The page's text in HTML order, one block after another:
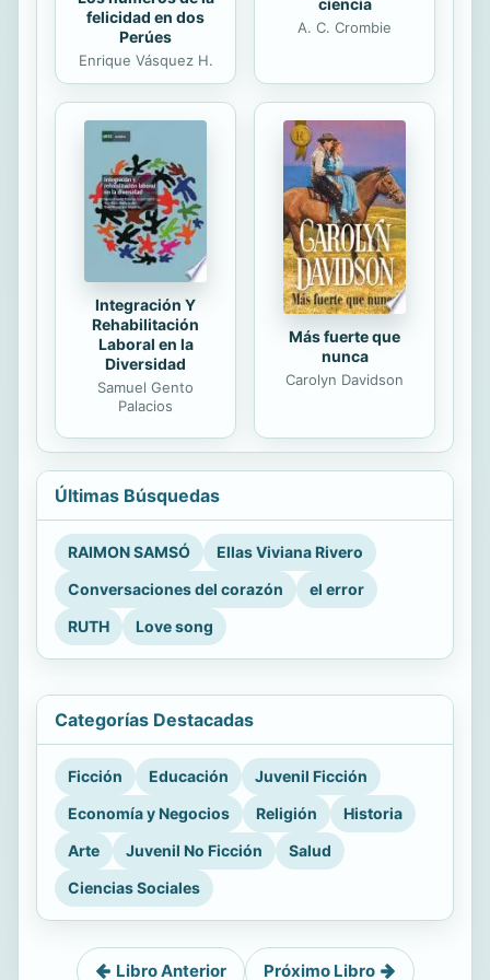
felicidad en dos
Perúes
Enrique Vásquez H.
A. C. Crombie
Integración Y
Rehabilitación
Laboral en la
Diversidad
Samuel Gento
Palacios
Más fuerte que
nunca
Carolyn Davidson
Últimas Búsquedas
RAIMON SAMSÓ
Ellas Viviana Rivero
Conversaciones del corazón
el error
RUTH
Love song
Categorías Destacadas
Ficción Educación
Juvenil Ficción
Economía y Negocios
Religión
Historia
Arte
Juvenil No Ficción
Salud
Ciencias Sociales
Libro Anterior Próximo Libro